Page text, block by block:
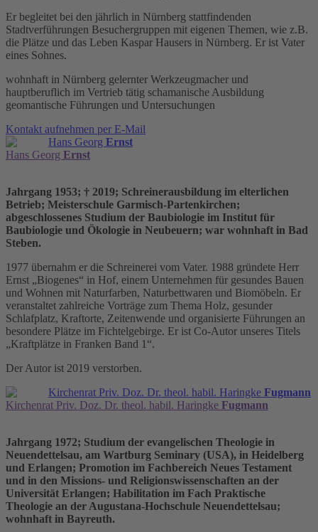
Er begleitet bei den jährlich in Nürnberg stattfindenden
Stadtverführungen Besuchergruppen mit eigenen Themen, wie z.B.
die Plätze und das Leben Kaspar Hausers in Nürnberg. Er ist Vater
eines Sohnes.
wohnhaft in Nürnberg gelernter Werkzeugmacher und
hauptberuflich im Vertrieb tätig schamanische Ausbildung
geomantische Führungen und Untersuchungen
Kontakt aufnehmen per E-Mail
Hans Georg Ernst
Hans Georg Ernst
Jahrgang 1953; † 2019; Schreinerausbildung im elterlichen
Betrieb; Meisterschule Garmisch-Partenkirchen;
abgeschlossenes Studium der Baubiologie im Institut für
Baubiologie und Ökologie in Neubeuern; war wohnhaft in Bad
Steben.
1977 übernahm er die Schreinerei vom Vater. 1988 gründete Herr
Ernst „Biogenes“ in Hof, einem Unternehmen für gesundes Bauen
und Wohnen mit Naturfarben, Naturbettwaren und Biomöbeln. Er
veranstaltet zahlreiche Vorträge zum Thema Holz, gesunder
Schlafplatz, Kraftorte, Zeitenwende und organisierte Führungen an
besondere Plätze im Fichtelgebirge. Er ist Co-Autor unseres Titels
„Kraftplätze in Franken Band 1“.
Der Autor ist 2019 verstorben.
Kirchenrat Priv. Doz. Dr. theol. habil. Haringke Fugmann
Kirchenrat Priv. Doz. Dr. theol. habil. Haringke Fugmann
Jahrgang 1972; Studium der evangelischen Theologie in
Neuendettelsau, am Wartburg Seminary (USA), in Heidelberg
und Erlangen; Promotion im Fachbereich Neues Testament
und in den Missions- und Religionswissenschaften an der
Universität Erlangen; Habilitation im Fach Praktische
Theologie an der Augustana-Hochschule Neuendettelsau;
wohnhaft in Bayreuth.